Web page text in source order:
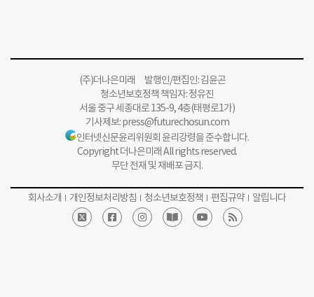
(주)더나은미래 발행인/편집인: 김윤곤
청소년보호정책 책임자: 정유진
서울 중구 세종대로 135-9, 4층(태평로1가)
기사제보:press@futurechosun.com
인터넷신문윤리위원회 윤리강령을 준수합니다.
Copyright 더나은미래 All rights reserved.
무단 전재 및 재배포 금지.
회사소개 개인정보처리방침 청소년보호정책 편집규약 알립니다